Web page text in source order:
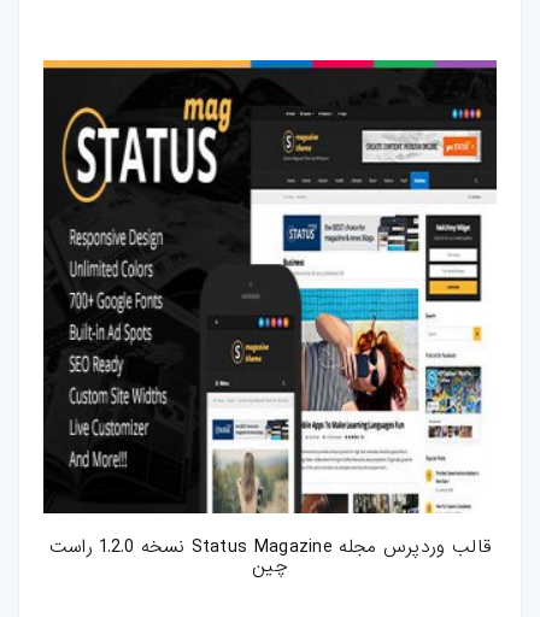
قالب وردپرس مجله Status Magazine نسخه 1.2.0 راست
چین